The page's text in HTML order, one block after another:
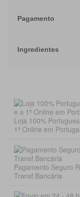
Pagamento
Ingredientes
Loja 100%
1ª Online em Portugal
Pagamento Seguro
Transf.Bancária